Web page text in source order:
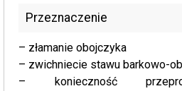
Przeznaczenie
– złamanie obojczyka
– zwichniecie stawu barkowo-
– konieczność